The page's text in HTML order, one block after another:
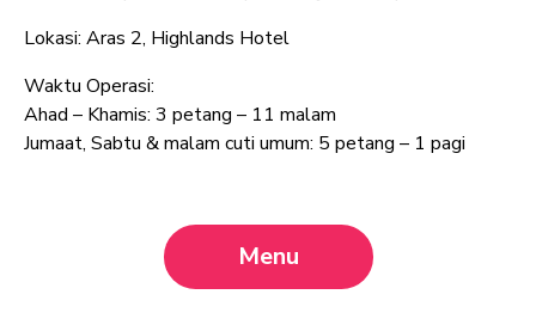
Lokasi: Aras 2, Highlands Hotel
Waktu Operasi:
Ahad – Khamis: 3 petang – 11 malam
Jumaat, Sabtu & malam cuti umum: 5 petang – 1 pagi
Menu